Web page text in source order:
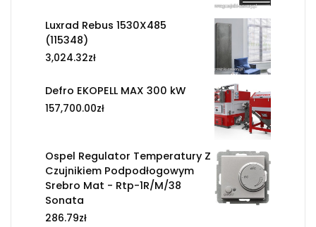
Luxrad Rebus 1530X485
(115348)
3,024.32zł
Defro EKOPELL MAX 300 kW
157,700.00zł
Ospel Regulator Temperatury Z
Czujnikiem Podpodłogowym
Srebro Mat - Rtp-1R/M/38
Sonata
286.79zł